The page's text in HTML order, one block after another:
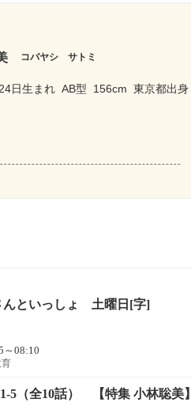
コバヤシ サトミ
日生まれ AB型 156cm 東京都出身
んといっしょ 土曜日[字]
～08:10
5（全10話） 【特集 小林聡美】